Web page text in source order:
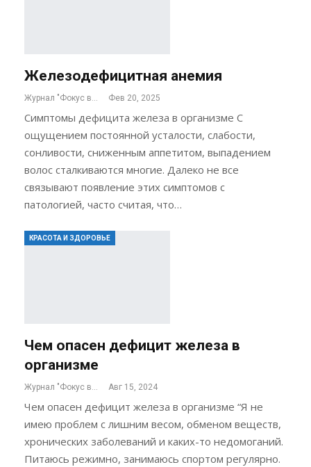
Железодефицитная анемия
Журнал "Фокус внимания" Фев 20, 2025
Симптомы дефицита железа в организме С
ощущением постоянной усталости, слабости,
сонливости, сниженным аппетитом, выпадением
волос сталкиваются многие. Далеко не все
связывают появление этих симптомов с
патологией, часто считая, что…
КРАСОТА И ЗДОРОВЬЕ
Чем опасен дефицит железа в
организме
Журнал "Фокус внимания" Авг 15, 2024
Чем опасен дефицит железа в организме “Я не
имею проблем с лишним весом, обменом веществ,
хронических заболеваний и каких-то недомоганий.
Питаюсь режимно, занимаюсь спортом регулярно.